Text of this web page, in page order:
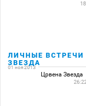
ЛИЧНЫЕ
ЗВЕЗДА
01 ноя 2013
Црвена Звезда